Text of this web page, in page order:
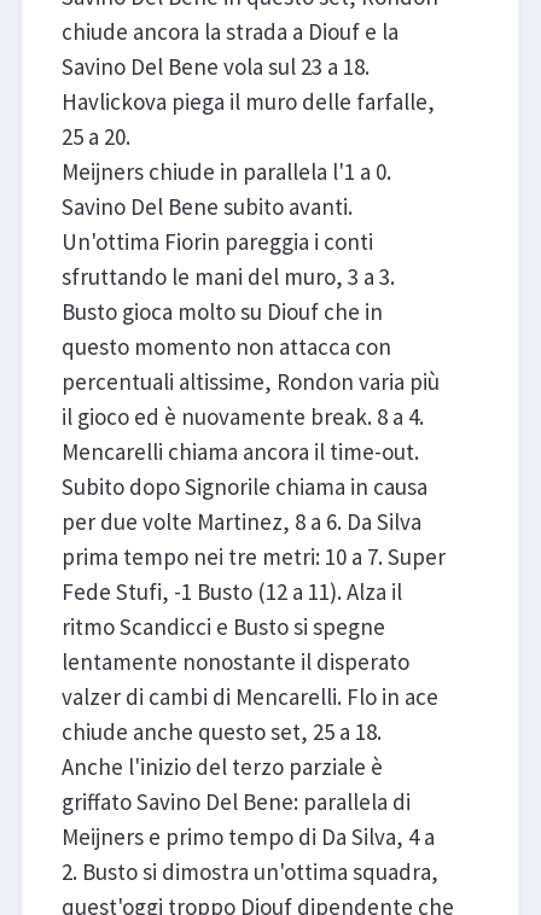
chiude ancora la strada a Diouf e la
Savino Del Bene vola sul 23 a 18.
Havlickova piega il muro delle farfalle,
25 a 20.
Meijners chiude in parallela l'1 a 0.
Savino Del Bene subito avanti.
Un'ottima Fiorin pareggia i conti
sfruttando le mani del muro, 3 a 3.
Busto gioca molto su Diouf che in
questo momento non attacca con
percentuali altissime, Rondon varia più
il gioco ed è nuovamente break. 8 a 4.
Mencarelli chiama ancora il time-out.
Subito dopo Signorile chiama in causa
per due volte Martinez, 8 a 6. Da Silva
prima tempo nei tre metri: 10 a 7. Super
Fede Stufi, -1 Busto (12 a 11). Alza il
ritmo Scandicci e Busto si spegne
lentamente nonostante il disperato
valzer di cambi di Mencarelli. Flo in ace
chiude anche questo set, 25 a 18.
Anche l'inizio del terzo parziale è
griffato Savino Del Bene: parallela di
Meijners e primo tempo di Da Silva, 4 a
2. Busto si dimostra un'ottima squadra,
quest'oggi troppo Diouf dipendente che